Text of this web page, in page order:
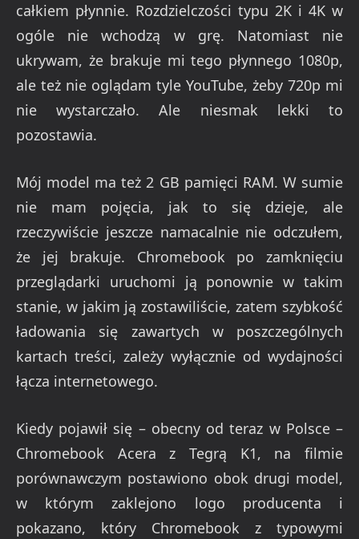
całkiem płynnie. Rozdzielczości typu 2K i 4K w
ogóle nie wchodzą w grę. Natomiast nie
ukrywam, że brakuje mi tego płynnego 1080p,
ale też nie oglądam tyle YouTube, żeby 720p mi
nie wystarczało. Ale niesmak lekki to
pozostawia.
Mój model ma też 2 GB pamięci RAM. W sumie
nie mam pojęcia, jak to się dzieje, ale
rzeczywiście jeszcze namacalnie nie odczułem,
że jej brakuje. Chromebook po zamknięciu
przeglądarki uruchomi ją ponownie w takim
stanie, w jakim ją zostawiliście, zatem szybkość
ładowania się zawartych w poszczególnych
kartach treści, zależy wyłącznie od wydajności
łącza internetowego.
Kiedy pojawił się – obecny od teraz w Polsce –
Chromebook Acera z Tegrą K1, na filmie
porównawczym postawiono obok drugi model,
w którym zaklejono logo producenta i
pokazano, który Chromebook z typowymi